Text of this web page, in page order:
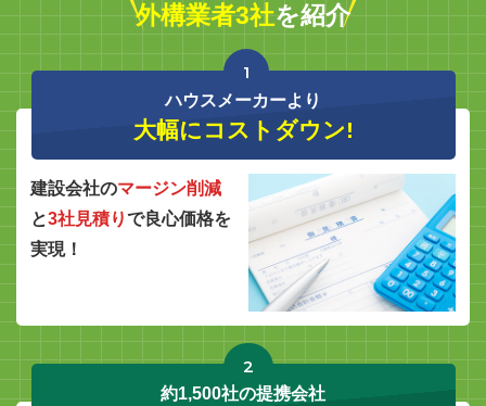
外構業者3社を紹介
1
ハウスメーカーより
大幅にコストダウン!
建設会社のマージン削減
と3社見積りで良心価格を
実現！
2
約1,500社の提携会社